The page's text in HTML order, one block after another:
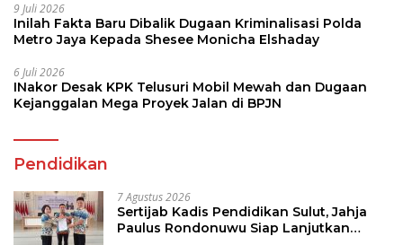
9 Juli 2026
Inilah Fakta Baru Dibalik Dugaan Kriminalisasi Polda
Metro Jaya Kepada Shesee Monicha Elshaday
6 Juli 2026
INakor Desak KPK Telusuri Mobil Mewah dan Dugaan
Kejanggalan Mega Proyek Jalan di BPJN
Pendidikan
7 Agustus 2026
Sertijab Kadis Pendidikan Sulut, Jahja
Paulus Rondonuwu Siap Lanjutkan